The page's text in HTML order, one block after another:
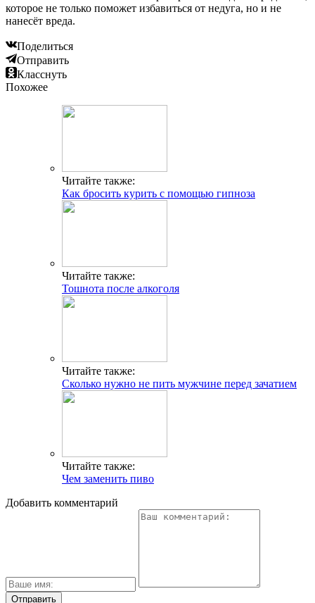
которое не только поможет избавиться от недуга, но и не
нанесёт вреда.
Поделиться
Отправить
Класснуть
Похожее
Читайте также:
Как бросить курить с помощью гипноза
Читайте также:
Тошнота после алкоголя
Читайте также:
Сколько нужно не пить мужчине перед зачатием
Читайте также:
Чем заменить пиво
Добавить комментарий